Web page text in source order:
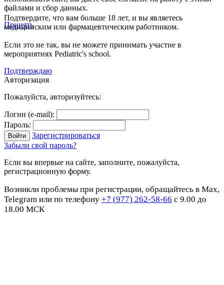
файлами и сбор данных.
Принять
Подтвердите, что вам больше 18 лет, и вы являетесь
медицинским или фармацевтическим работником.
Если это не так, вы не можете принимать участие в
мероприятиях Pediatric's school.
Подтверждаю
Авторизация
Пожалуйста, авторизуйтесь:
Логин (e-mail):
Пароль:
Зарегистрироваться
Забыли свой пароль?
Если вы впервые на сайте, заполните, пожалуйста,
регистрационную форму.
Возникли проблемы при регистрации, обращайтесь в Max,
Telegram или по телефону +7 (977) 262-58-66 с 9.00 до
18.00 МСК